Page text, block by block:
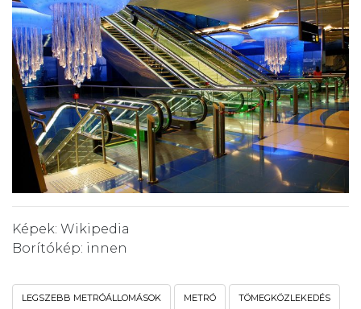
Képek: Wikipedia
Borítókép: innen
LEGSZEBB METRÓÁLLOMÁSOK METRÓ TÖMEGKÖZLEKEDÉS